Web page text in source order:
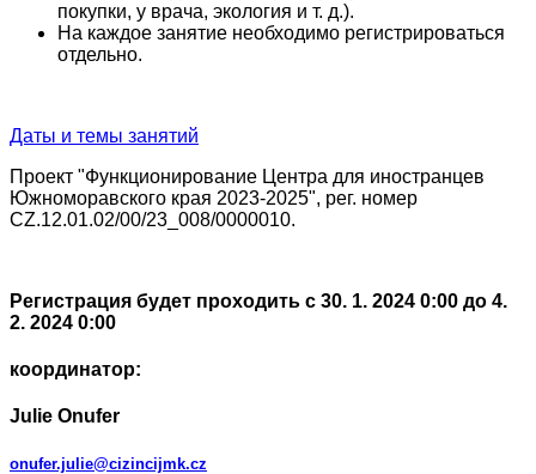
покупки, у врача, экология и т. д.).
На каждое занятие необходимо регистрироваться
отдельно.
Даты и темы занятий
Проект "Функционирование Центра для иностранцев
Южноморавского края 2023-2025", рег. номер
CZ.12.01.02/00/23_008/0000010.
Регистрация будет проходить с 30. 1. 2024 0:00 до 4.
2. 2024 0:00
координатор:
Julie Onufer
onufer.julie@cizincijmk.cz